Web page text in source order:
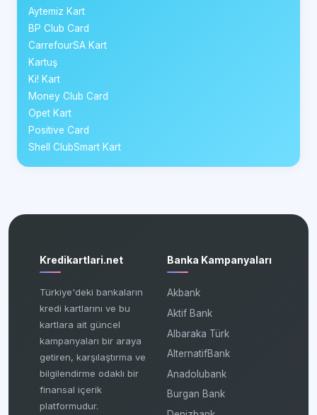
Aytemiz Kart
BP Club Card
CarrefourSA Kart
Kartuş
Ki! Kart
Money Club Card
Opet Kart
Positive Card
Shell ClubSmart Kart
Kredikartlari.net
Türkiye'deki bankaların
kredi kartlarını ve bu
kartlara ait güncel
kampanyaları bir araya
getiren, karşılaştırma ve
bilgilendirme odaklı bir
finansal içerik
platformudur.
Banka Kampanyaları
Akbank
Aktif Bank
Albaraka Türk
AlternatifBank
Anadolubank
Burgan Bank